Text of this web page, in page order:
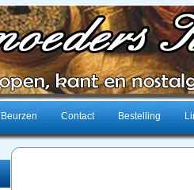
Beurzen Contact Bestelling